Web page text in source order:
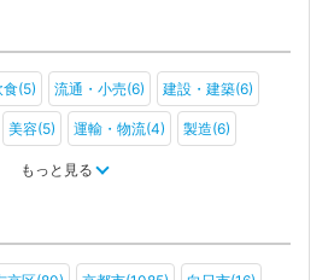
食(5) 流通・小売(6) 建設・建築(6)
美容(5) 運輸・物流(4) 製造(6)
旅行・ホテル(2)
ー(2)
(3) 学校法人(2) 一般社団法人(4)
もっと見る